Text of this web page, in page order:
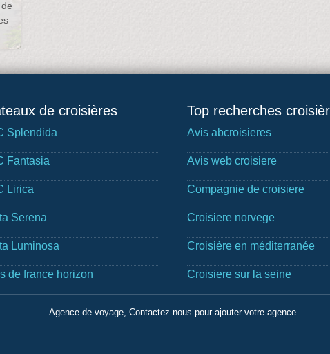
de croisières
Splendida
Fantasia
Lirica
Serena
Luminosa
de france horizon
Top recherches
Avis abcroisieres
Avis web croisiere
Compagnie de croisiere
Croisiere norvege
Croisière en méditerranée
Croisiere sur la seine
Agence de voyage, Contactez-nous pour ajouter votre agence